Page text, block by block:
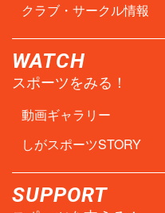
クラブ・サークル情報
WATCH
スポーツをみる！
動画ギャラリー
しがスポーツSTORY
SUPPORT